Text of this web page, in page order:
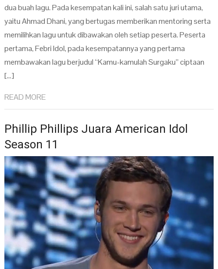
dua buah lagu. Pada kesempatan kali ini, salah satu juri utama,
yaitu Ahmad Dhani, yang bertugas memberikan mentoring serta
memilihkan lagu untuk dibawakan oleh setiap peserta. Peserta
pertama, Febri Idol, pada kesempatannya yang pertama
membawakan lagu berjudul “Kamu-kamulah Surgaku” ciptaan
[…]
READ MORE
Phillip Phillips Juara American Idol
Season 11